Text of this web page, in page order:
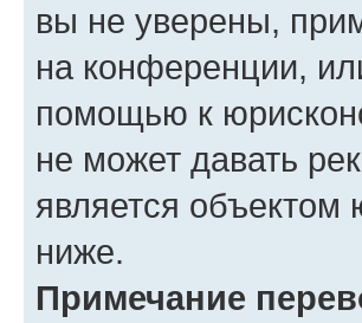
вы не уверены,
на конференции,
помощью к
не может давать
является объектом
ниже.
Примечание